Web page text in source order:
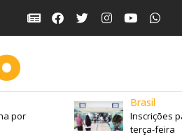
por
Brasil
Inscrições
terça-feira